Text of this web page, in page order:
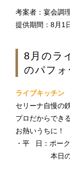
考案者：宴会調
提供期間：8月1
8月のラ
のパフ
ライブキッチン
セリーナ自慢の
プロだからでき
お熱いうちに！
・平 日：ポー
本日のバ
個室やレストラ